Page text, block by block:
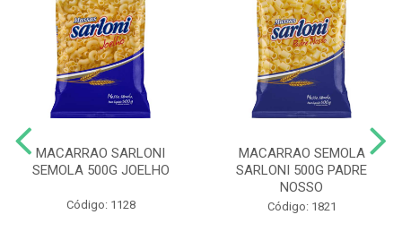
MACARRAO SARLONI
SEMOLA 500G JOELHO
Código: 1128
MACARRAO SEMOLA
SARLONI 500G PADRE
NOSSO
Código: 1821